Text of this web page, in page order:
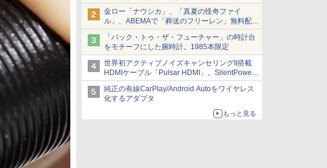
金ロー「ナウシカ」、「真夏の怪奇ファイ
ル」、ABEMAで「葬送のフリーレン」無料配信
など。夏の特番・配信情報
「バック・トゥ・ザ・フューチャー」の時計台
をモチーフにした腕時計。1985本限定
世界初アクティブノイズキャンセリングII搭載
HDMIケーブル「Pulsar HDMI」。SilentPower
から
純正の有線CarPlay/Android Autoをワイヤレス
化するアダプタ
もっと見る